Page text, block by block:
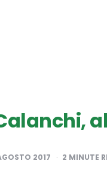
2017 2 MINUTE